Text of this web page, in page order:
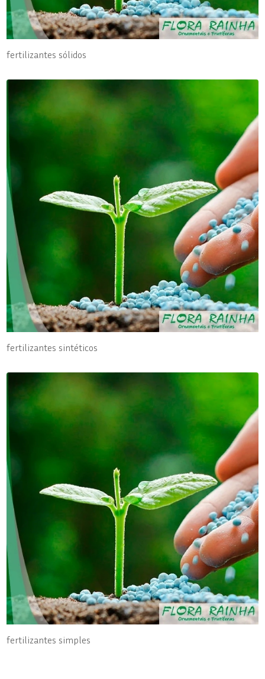
fertilizantes sólidos
fertilizantes sintéticos
fertilizantes simples